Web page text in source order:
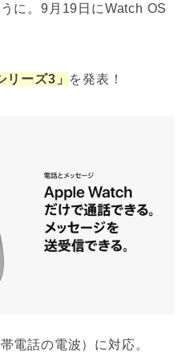
に。9月19日にWatch OS
ーズ3」 を発表！
電話の電波）に対応。